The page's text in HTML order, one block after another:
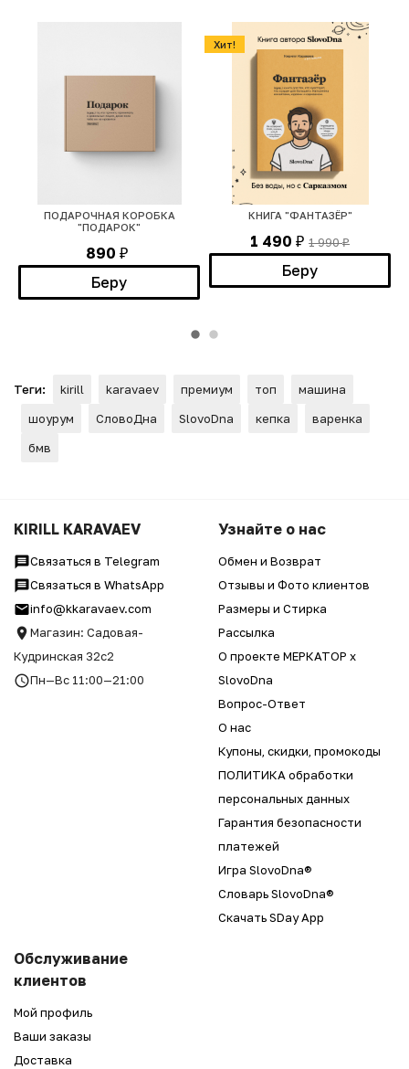
ПОДАРОЧНАЯ КОРОБКА
"ПОДАРОК"
890 ₽
Беру
КНИГА "ФАНТАЗЁР"
1 490 ₽ 1 990₽
Беру
Хит!
Теги: kirill karavaev премиум топ
машина
шоурум
СловоДна SlovoDna кепка
варенка
бмв
KIRILL KARAVAEV
Связаться в Telegram
Связаться в WhatsApp
info@kkaravaev.com
Магазин: Садовая-
Кудринская 32с2
Пн—Вс 11:00—21:00
Узнайте о нас
Обмен и Возврат
Отзывы и Фото клиентов
Размеры и Стирка
Рассылка
О проекте МЕРКАТОР x
SlovoDna
Вопрос-Ответ
О нас
Купоны, скидки, промокоды
ПОЛИТИКА обработки
персональных данных
Гарантия безопасности
платежей
Игра SlovoDna®
Словарь SlovoDna®
Скачать SDay App
Обслуживание
клиентов
Мой профиль
Ваши заказы
Доставка